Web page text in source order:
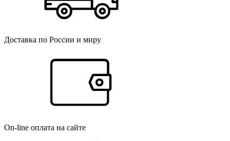
Доставка по России и миру
On-line оплата на сайте